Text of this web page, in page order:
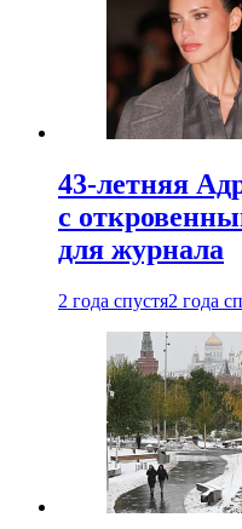
43-летняя
с
для журнала
2 года спустя2 года